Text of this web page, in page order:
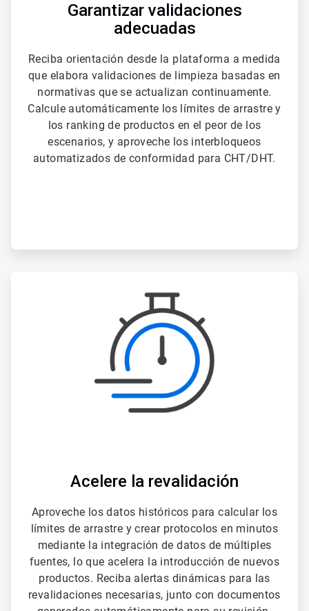
Garantizar validaciones
adecuadas
Reciba orientación desde la plataforma a medida
que elabora validaciones de limpieza basadas en
normativas que se actualizan continuamente.
Calcule automáticamente los límites de arrastre y
los ranking de productos en el peor de los
escenarios, y aproveche los interbloqueos
automatizados de conformidad para CHT/DHT.
2
3
Acelere la revalidación
Aproveche los datos históricos para calcular los
límites de arrastre y crear protocolos en minutos
mediante la integración de datos de múltiples
fuentes, lo que acelera la introducción de nuevos
productos. Reciba alertas dinámicas para las
revalidaciones necesarias, junto con documentos